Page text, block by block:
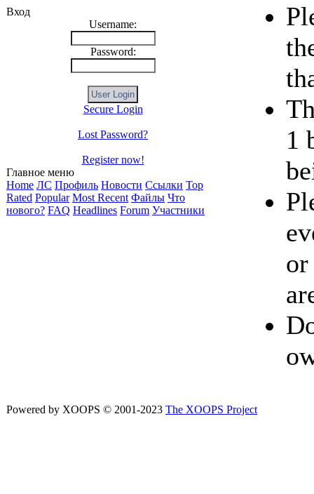
Вход
Username:
Password:
Secure Login
Lost Password?
Register now!
Главное меню
Home ЛС Профиль Новости Ссылки Top
Rated Popular Most Recent Файлы Что
нового? FAQ Headlines Forum Участники
1
or
Powered by XOOPS © 2001-2023 The XOOPS Project